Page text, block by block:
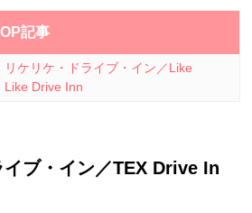
記事
リケリケ・ドライブ・イン／Like
Like Drive Inn
イブ・イン／TEX Drive In